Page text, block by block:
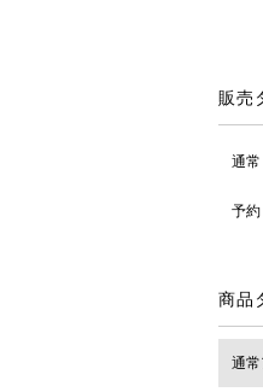
販売
通常
予約
商品
通